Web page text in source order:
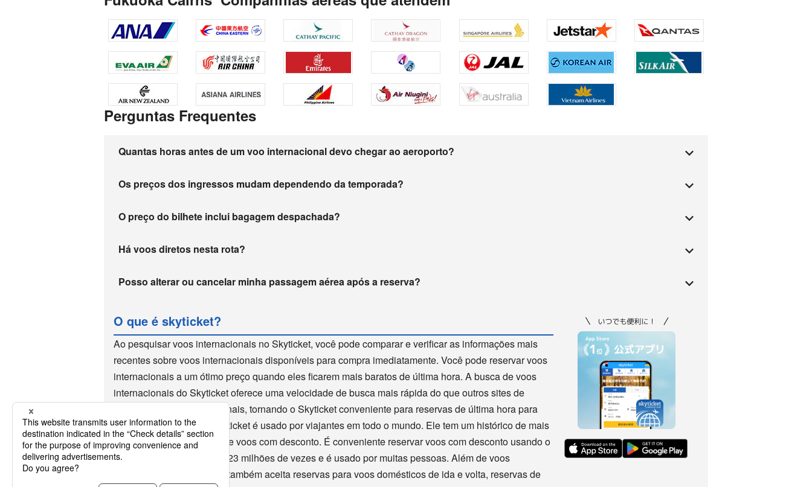
Perguntas Frequentes
Quantas horas antes de um voo internacional devo chegar ao aeroporto?
Os preços dos ingressos mudam dependendo da temporada?
O preço do bilhete inclui bagagem despachada?
Há voos diretos nesta rota?
Posso alterar ou cancelar minha passagem aérea após a reserva?
O que é skyticket?
Ao pesquisar voos internacionais no Skyticket, você pode comparar e verificar as informações mais
recentes sobre voos internacionais disponíveis para compra imediatamente. Você pode reservar voos
internacionais a um ótimo preço quando eles ficarem mais baratos de última hora. A busca de voos
internacionais do Skyticket oferece uma velocidade de busca mais rápida do que outros sites de
reserva de voos internacionais, tornando o Skyticket conveniente para reservas de última hora para
voos internacionais. O Skyticket é usado por viajantes em todo o mundo. Ele tem um histórico de mais
de 10 anos como um site de voos com desconto. É conveniente reservar voos com desconto usando o
aplicativo, que foi baixado 23 milhões de vezes e é usado por muitas pessoas. Além de voos
internacionais, o Skyticket também aceita reservas para voos domésticos de ida e volta, reservas de